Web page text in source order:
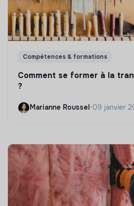
Compétences & formations
Comment se former à la
?
Marianne Roussel •09 janvier